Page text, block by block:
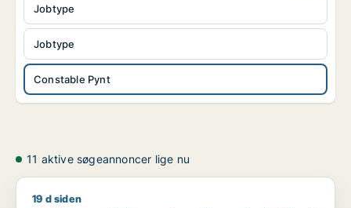
Jobtype
Constable Pynt
Jobtype
11 aktive søgeannoncer lige nu
Judy søger job som kreativ medarbejder / lærer /
19 d siden